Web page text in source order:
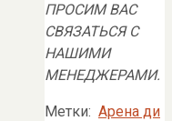
ПРОСИМ ВАС
СВЯЗАТЬСЯ С
НАШИМИ
МЕНЕДЖЕРАМИ.
Метки: Арена ди